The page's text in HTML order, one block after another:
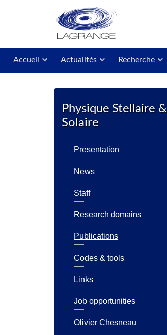
Accueil Actualités Recherche
Physique Stellaire &
Solaire
Presentation
News
Staff
Research domains
Publications
Codes & tools
Links
Job opportunities
Olivier Chesneau